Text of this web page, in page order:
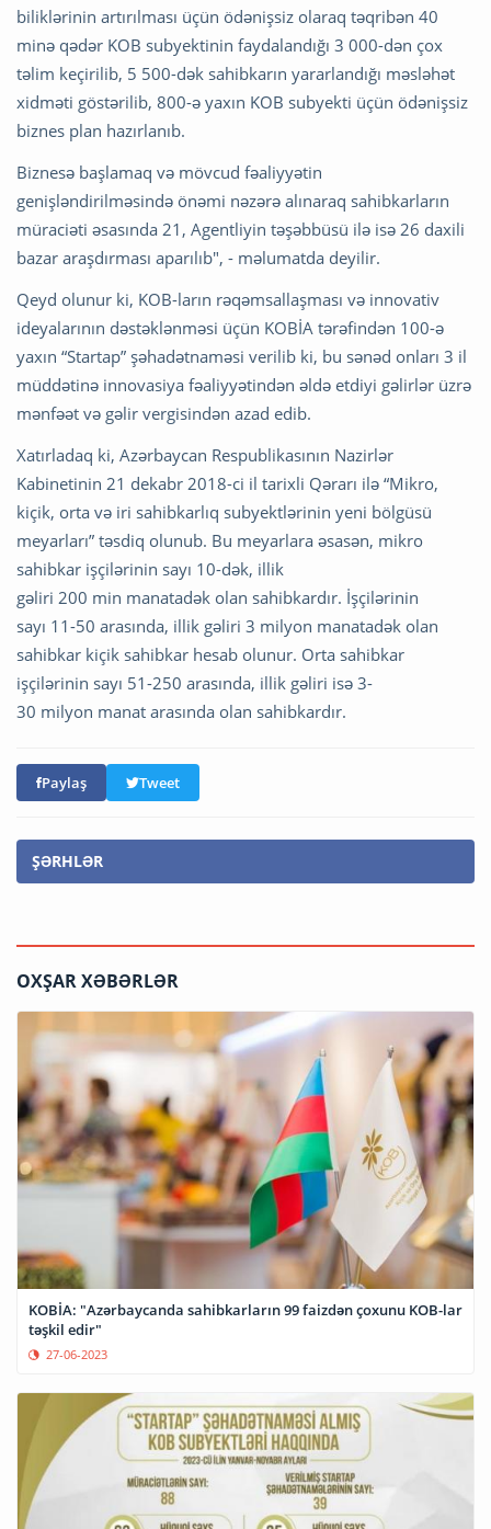
biliklərinin artırılması üçün ödənişsiz olaraq təqribən 40
minə qədər KOB subyektinin faydalandığı 3 000-dən çox
təlim keçirilib, 5 500-dək sahibkarın yararlandığı məsləhət
xidməti göstərilib, 800-ə yaxın KOB subyekti üçün ödənişsiz
biznes plan hazırlanıb.
Biznesə başlamaq və mövcud fəaliyyətin
genişləndirilməsində önəmi nəzərə alınaraq sahibkarların
müraciəti əsasında 21, Agentliyin təşəbbüsü ilə isə 26 daxili
bazar araşdırması aparılıb", - məlumatda deyilir.
Qeyd olunur ki, KOB-ların rəqəmsallaşması və innovativ
ideyalarının dəstəklənməsi üçün KOBİA tərəfindən 100-ə
yaxın “Startap” şəhadətnaməsi verilib ki, bu sənəd onları 3 il
müddətinə innovasiya fəaliyyətindən əldə etdiyi gəlirlər üzrə
mənfəət və gəlir vergisindən azad edib.
Xatırladaq ki, Azərbaycan Respublikasının Nazirlər
Kabinetinin 21 dekabr 2018-ci il tarixli Qərarı ilə “Mikro,
kiçik, orta və iri sahibkarlıq subyektlərinin yeni bölgüsü
meyarları” təsdiq olunub. Bu meyarlara əsasən, mikro
sahibkar işçilərinin sayı 10-dək, illik
gəliri 200 min manatadək olan sahibkardır. İşçilərinin
sayı 11-50 arasında, illik gəliri 3 milyon manatadək olan
sahibkar kiçik sahibkar hesab olunur. Orta sahibkar
işçilərinin sayı 51-250 arasında, illik gəliri isə 3-
30 milyon manat arasında olan sahibkardır.
Paylaş Tweet
ŞƏRHLƏR
OXŞAR XƏBƏRLƏR
KOBİA: "Azərbaycanda sahibkarların 99 faizdən çoxunu KOB-lar
təşkil edir"
27-06-2023